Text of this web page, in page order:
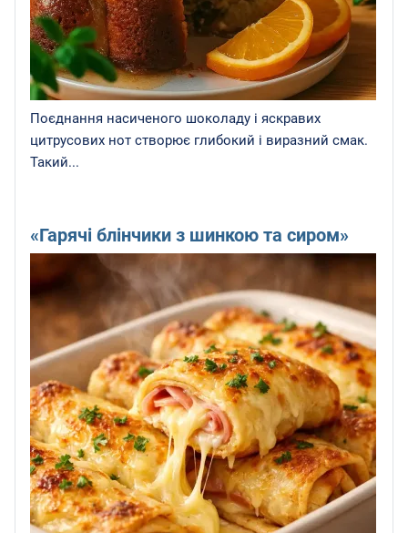
Поєднання насиченого шоколаду і яскравих
цитрусових нот створює глибокий і виразний смак.
Такий...
«Гарячі блінчики з шинкою та сиром»